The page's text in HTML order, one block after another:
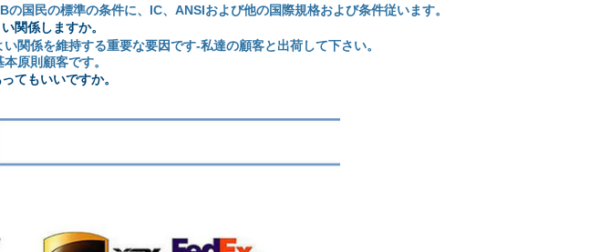
国民の標準の条件に、IC、ANSIおよび他の国際規格および条件従います。
関係しますか。
関係を維持する重要な要因です-私達の顧客と出荷して下さい。
原則顧客です。
てもいいですか。